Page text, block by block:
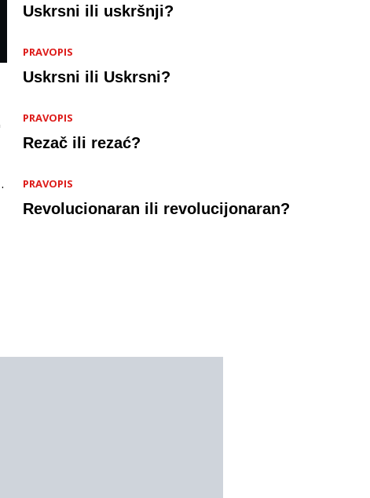
Uskrsni ili uskršnji?
PRAVOPIS
Uskrsni ili Uskrsni?
PRAVOPIS
Rezač ili rezać?
PRAVOPIS
Revolucionaran ili revolucijonaran?